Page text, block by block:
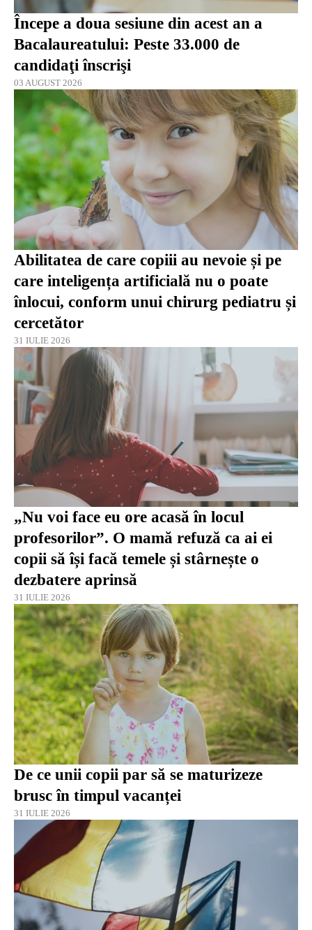
Începe a doua sesiune din acest an a
Bacalaureatului: Peste 33.000 de
candidaţi înscrişi
03 AUGUST 2026
Abilitatea de care copiii au nevoie și pe
care inteligența artificială nu o poate
înlocui, conform unui chirurg pediatru și
cercetător
31 IULIE 2026
„Nu voi face eu ore acasă în locul
profesorilor”. O mamă refuză ca ai ei
copii să își facă temele și stârnește o
dezbatere aprinsă
31 IULIE 2026
De ce unii copii par să se maturizeze
brusc în timpul vacanței
31 IULIE 2026